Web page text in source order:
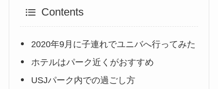
Contents
2020年9月に子連れでユニバへ行ってみた
ホテルはパーク近くがおすすめ
USJパーク内での過ごし方